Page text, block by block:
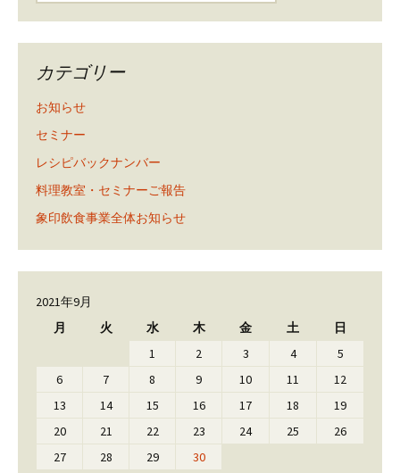
カテゴリー
お知らせ
セミナー
レシピバックナンバー
料理教室・セミナーご報告
象印飲食事業全体お知らせ
2021年9月
月
火 水 木 金 土 日
1 2 3 4
5
6
7 8 9 10 11
12
13
14 15 16 17 18
19
20
21 22 23 24 25
26
27
28 29 30